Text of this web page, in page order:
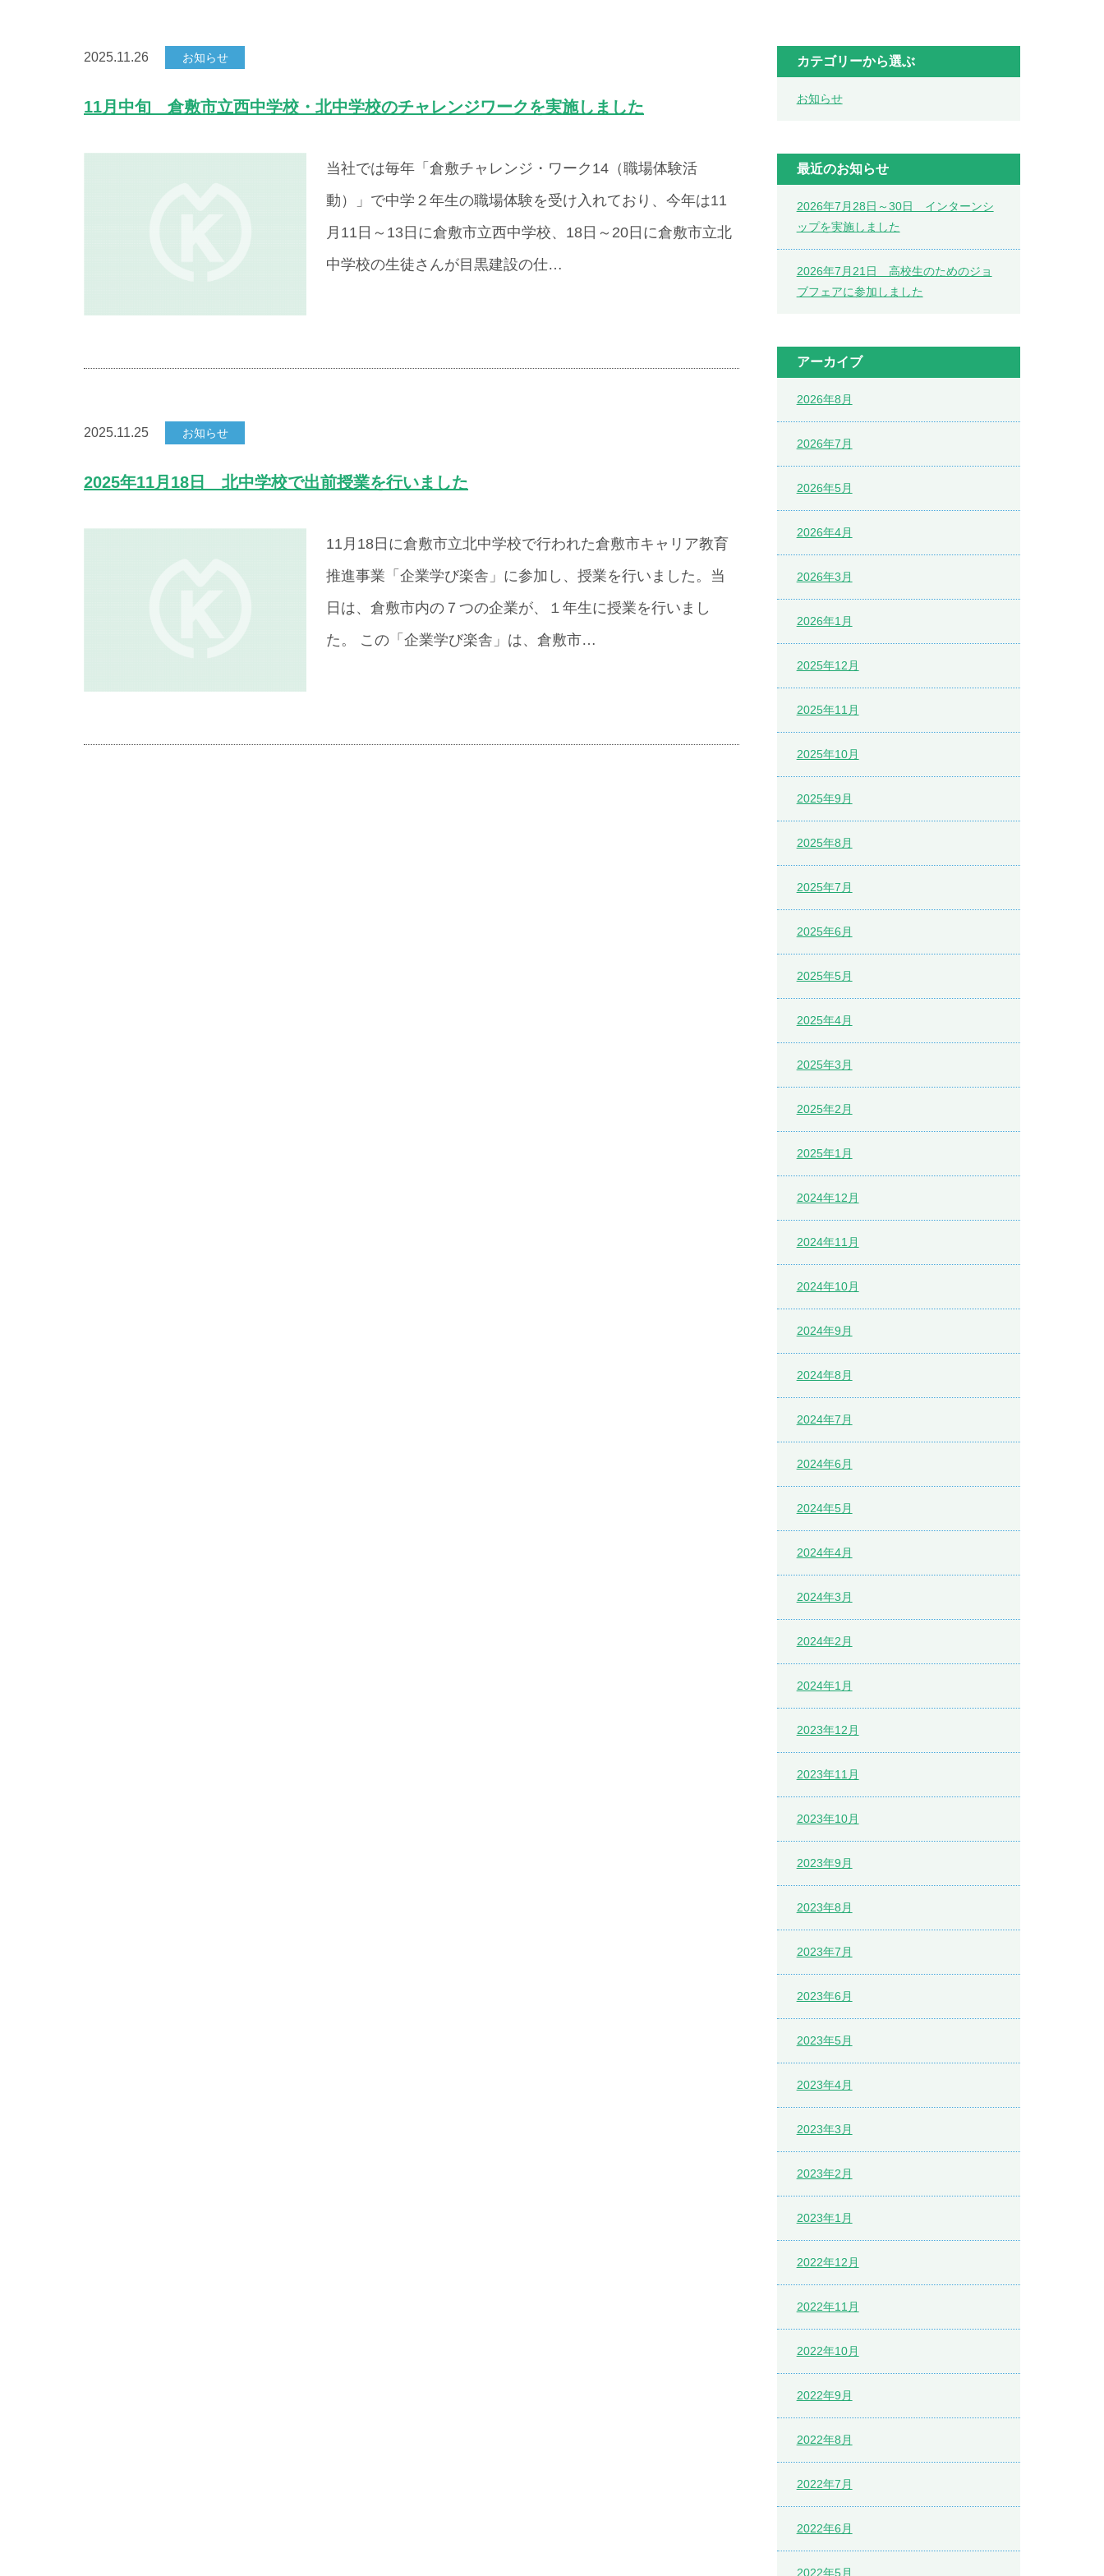
2025.11.26 お知らせ
11月中旬 倉敷市立西中学校・北中学校のチャレンジワークを実施しました
当社では毎年「倉敷チャレンジ・ワーク14（職場体験活
動）」で中学２年生の職場体験を受け入れており、今年は11
月11日～13日に倉敷市立西中学校、18日～20日に倉敷市立北
中学校の生徒さんが目黒建設の仕…
2025.11.25 お知らせ
2025年11月18日 北中学校で出前授業を行いました
11月18日に倉敷市立北中学校で行われた倉敷市キャリア教育
推進事業「企業学び楽舎」に参加し、授業を行いました。当
日は、倉敷市内の７つの企業が、１年生に授業を行いまし
た。 この「企業学び楽舎」は、倉敷市…
カテゴリーから選ぶ
お知らせ
最近のお知らせ
2026年7月28日～30日 インターンシ
ップを実施しました
2026年7月21日 高校生のためのジョ
ブフェアに参加しました
アーカイブ
2026年8月
2026年7月
2026年5月
2026年4月
2026年3月
2026年1月
2025年12月
2025年11月
2025年10月
2025年9月
2025年8月
2025年7月
2025年6月
2025年5月
2025年4月
2025年3月
2025年2月
2025年1月
2024年12月
2024年11月
2024年10月
2024年9月
2024年8月
2024年7月
2024年6月
2024年5月
2024年4月
2024年3月
2024年2月
2024年1月
2023年12月
2023年11月
2023年10月
2023年9月
2023年8月
2023年7月
2023年6月
2023年5月
2023年4月
2023年3月
2023年2月
2023年1月
2022年12月
2022年11月
2022年10月
2022年9月
2022年8月
2022年7月
2022年6月
2022年5月